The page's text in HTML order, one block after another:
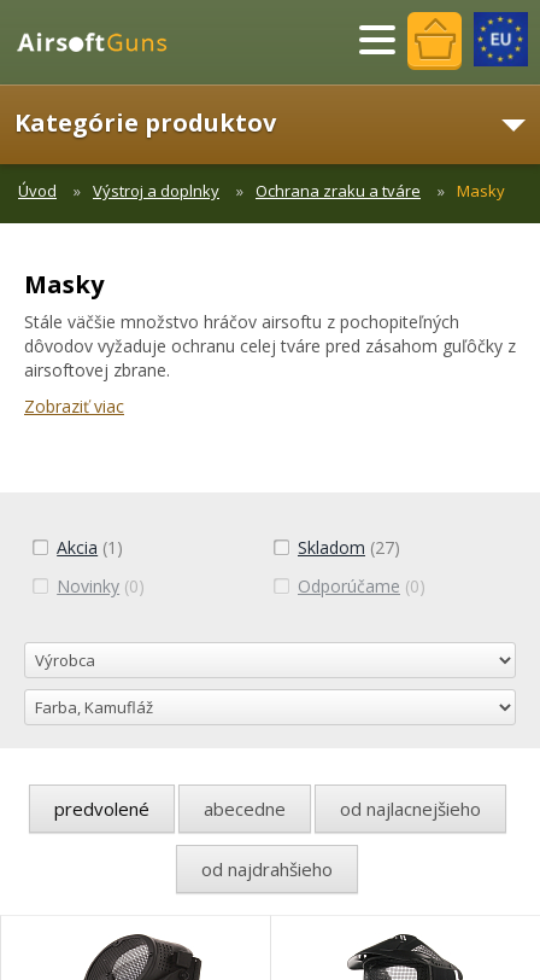
Menu
Kategórie produktov
Úvod Výstroj a doplnky Ochrana zraku a tváre Masky
Masky
Stále väčšie množstvo hráčov airsoftu z pochopiteľných
dôvodov vyžaduje ochranu celej tváre pred zásahom guľôčky z
airsoftovej zbrane.
Zobraziť viac
Akcia (1) Skladom (27)
Novinky (0) Odporúčame (0)
predvolené abecedne od najlacnejšieho
od najdrahšieho